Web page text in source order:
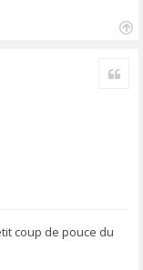
coup de pouce du